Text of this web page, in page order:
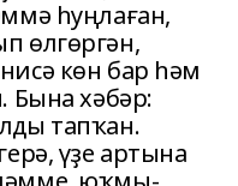
һуңлаған,
өлгөргән,
көн бар һәм
Бына хәбәр:
тапҡан.
үҙе артына